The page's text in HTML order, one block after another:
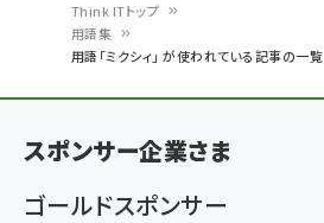
ン
く
ず
Think ITトップ
用語集
用語「ミクシィ」 が使われている記事の一覧
スポンサー企業さま
ゴールドスポンサー